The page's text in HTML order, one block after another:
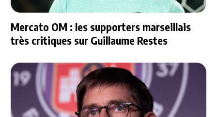
Mercato OM : les supporters marseillais
très critiques sur Guillaume Restes